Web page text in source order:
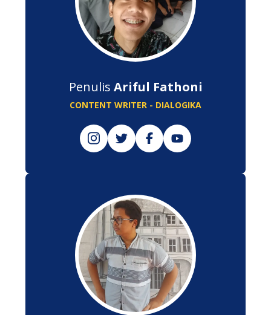
Penulis Ariful Fathoni
CONTENT WRITER - DIALOGIKA